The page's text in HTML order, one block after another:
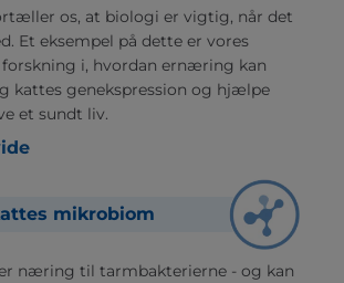
os, at biologi er vigtig, når det
Et eksempel på dette er vores
i, hvordan ernæring kan
kattes genekspression og hjælpe
et sundt liv.
mikrobiom
næring til tarmbakterierne - og kan